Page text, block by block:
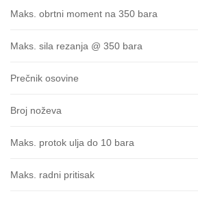
Maks. obrtni moment na 350 bara
Maks. sila rezanja @ 350 bara
Prečnik osovine
Broj noževa
Maks. protok ulja do 10 bara
Maks. radni pritisak